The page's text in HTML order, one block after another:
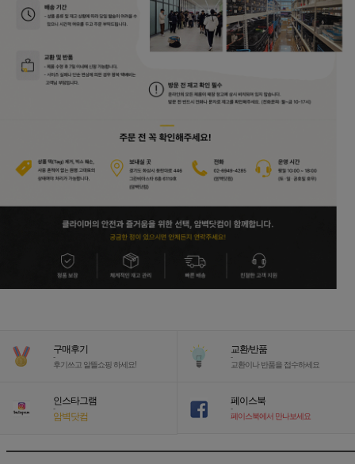
구매후기
-
후기쓰고 알뜰쇼핑 하세요!
교환/반품
-
교환이나 반품을 접수하세요
인스타그램
-
암벽닷컴
페이스북
-
페이스북에서 만나보세요